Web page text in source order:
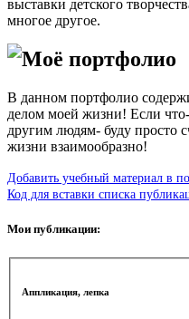
выставки детского
многое другое.
Моё портфолио
В данном портфолио
делом моей жизни! Если
другим людям- буду просто
жизни взаимообразно!
Добавить учебный материал в
Код для вставки списка
Мои публикации:
Аппликация, лепка